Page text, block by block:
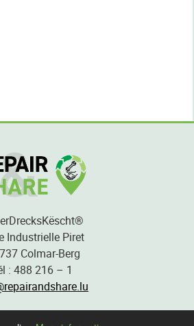
Industrielle Piret
Colmar-Berg
: 488 216 – 1